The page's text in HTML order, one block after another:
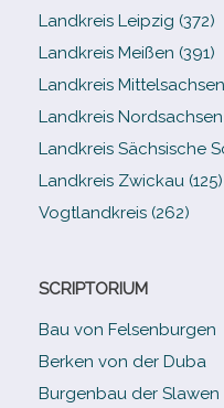
Landkreis Leipzig (372)
Landkreis Meißen (391)
Landkreis
Landkreis Nordsachsen
Landkreis Sächsische
Landkreis Zwickau (125)
Vogtlandkreis (262)
SCRIPTORIUM
Bau von Felsenburgen
Berken von der Duba
Burgenbau der Slawen